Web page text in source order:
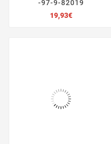
-97-9-82019
19,93€Preis